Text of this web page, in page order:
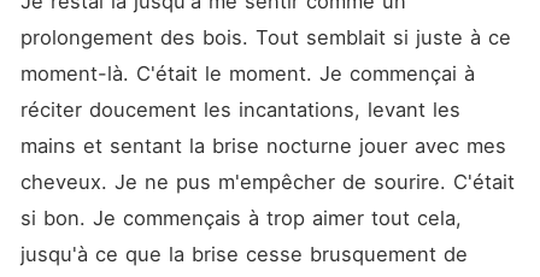
prolongement des bois. Tout semblait si juste à ce
moment-là. C'était le moment. Je commençai à
réciter doucement les incantations, levant les
mains et sentant la brise nocturne jouer avec mes
cheveux. Je ne pus m'empêcher de sourire. C'était
si bon. Je commençais à trop aimer tout cela,
jusqu'à ce que la brise cesse brusquement de